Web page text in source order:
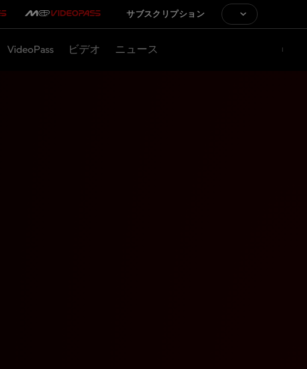
サブスクリプション
VideoPass ビデオ ニュース